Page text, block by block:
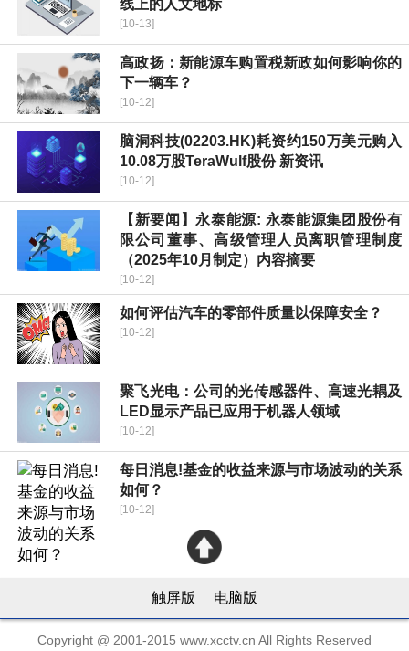
线上的人文地标
[10-13]
高政扬：新能源车购置税新政如何影响你的
下一辆车？
[10-12]
脑洞科技(02203.HK)耗资约150万美元购入
10.08万股TeraWulf股份 新资讯
[10-12]
【新要闻】永泰能源: 永泰能源集团股份有
限公司董事、高级管理人员离职管理制度
（2025年10月制定）内容摘要
[10-12]
如何评估汽车的零部件质量以保障安全？
[10-12]
聚飞光电：公司的光传感器件、高速光耦及
LED显示产品已应用于机器人领域
[10-12]
每日消息!基金的收益来源与市场波动的关系
如何？
[10-12]
触屏版 电脑版
Copyright @ 2001-2015 www.xcctv.cn All Rights Reserved